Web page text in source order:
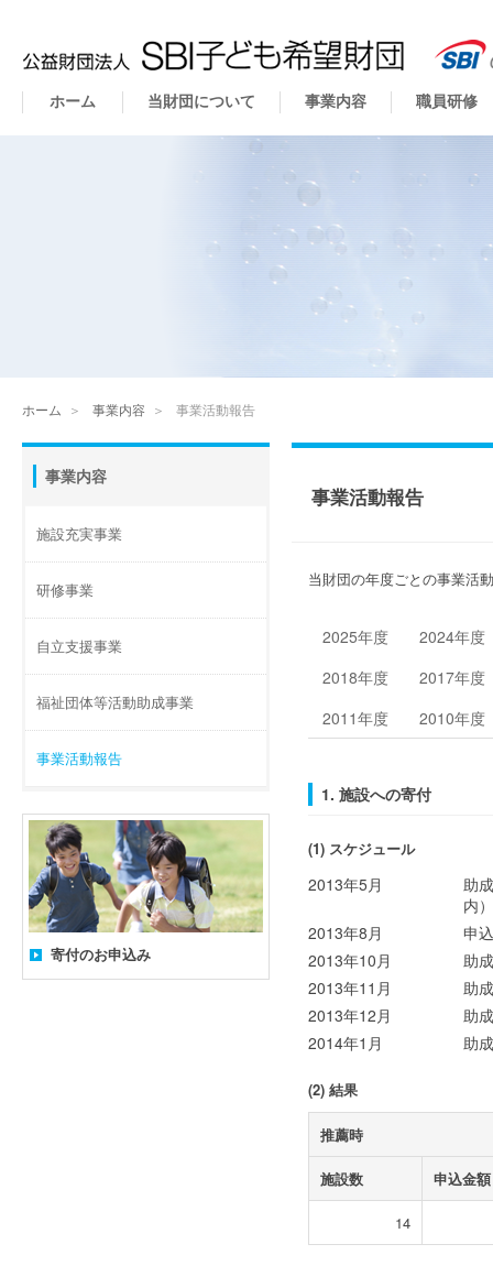
ホーム 当財団について 事業内容 職員研修
ホーム ＞ 事業内容 ＞ 事業活動報告
事業内容
施設充実事業
研修事業
自立支援事業
福祉団体等活動助成事業
事業活動報告
寄付のお申込み
事業活動報告
当財団の年度ごとの事業活
2025年度
2024年度
2018年度
2017年度
2011年度
2010年度
1. 施設への寄付
(1) スケジュール
2013年5月
助
内）
2013年8月
申
2013年10月
助
2013年11月
助
2013年12月
助
2014年1月
助
(2) 結果
推薦時
施設数 申込金
14